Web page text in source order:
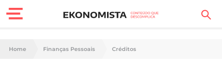
Finanças Pessoais
Home Finanças Pessoais Créditos